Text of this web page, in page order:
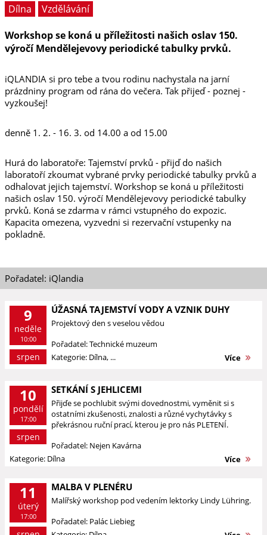
Dílna
Vzdělávání
Workshop se koná u příležitosti našich oslav 150.
výročí Mendělejevovy periodické tabulky prvků.
iQLANDIA si pro tebe a tvou rodinu nachystala na jarní
prázdniny program od rána do večera. Tak přijeď - poznej -
vyzkoušej!
denně 1. 2. - 16. 3. od 14.00 a od 15.00
Hurá do laboratoře: Tajemství prvků - přijď do našich
laboratoří zkoumat vybrané prvky periodické tabulky prvků a
odhalovat jejich tajemství. Workshop se koná u příležitosti
našich oslav 150. výročí Mendělejevovy periodické tabulky
prvků. Koná se zdarma v rámci vstupného do expozic.
Kapacita omezena, vyzvedni si rezervační vstupenky na
pokladně.
Pořadatel: iQlandia
9
neděle
10:00
srpen
ÚŽASNÁ TAJEMSTVÍ VODY A VZNIK DUHY
Projektový den s veselou vědou
Pořadatel: Technické muzeum
Kategorie: Dílna, ...
Více
10
pondělí
17:00
srpen
SETKÁNÍ S JEHLICEMI
Přijďe se pochlubit svými dovednostmi, vyměnit si s
ostatními zkušenosti, znalosti a různé vychytávky s
překrásnou ruční prací, kterou je pro nás PLETENÍ.
Pořadatel: Nejen Kavárna
Kategorie: Dílna
Více
11
úterý
17:00
MALBA V PLENÉRU
Malířský workshop pod vedením lektorky Lindy Lühring.
Pořadatel: Palác Liebieg